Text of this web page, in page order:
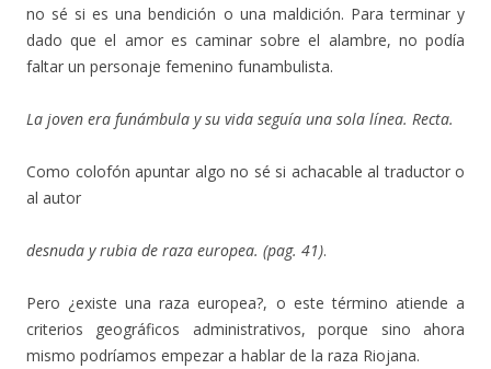
no sé si es una bendición o una maldición. Para terminar y
dado que el amor es caminar sobre el alambre, no podía
faltar un personaje femenino funambulista.
La joven era funámbula y su vida seguía una sola línea. Recta.
Como colofón apuntar algo no sé si achacable al traductor o
al autor
desnuda y rubia de raza europea. (pag. 41).
Pero ¿existe una raza europea?, o este término atiende a
criterios geográficos administrativos, porque sino ahora
mismo podríamos empezar a hablar de la raza Riojana.